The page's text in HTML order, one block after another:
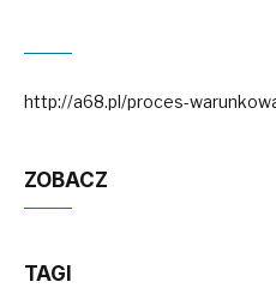
http://a68.pl/proces-
ZOBACZ
TAGI